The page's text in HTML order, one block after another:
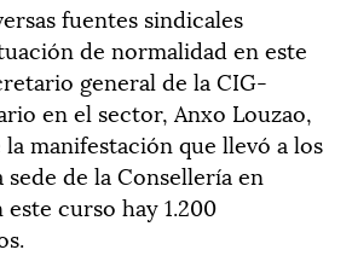
fuentes sindicales
de normalidad en este
general de la CIG-
en el sector, Anxo Louzao,
manifestación que llevó a los
de la Consellería en
este curso hay 1.200